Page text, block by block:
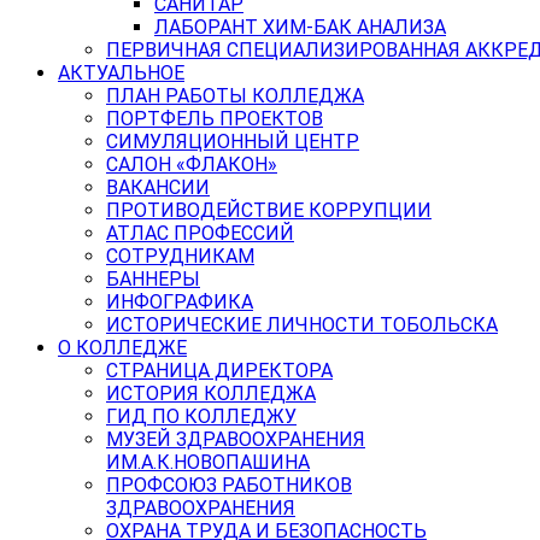
ЛАБОРАНТ ХИМ-БАК АНАЛИЗА
ПЕРВИЧНАЯ СПЕЦИАЛИЗИРОВАННАЯ
АКТУАЛЬНОЕ
ПЛАН РАБОТЫ КОЛЛЕДЖА
ПОРТФЕЛЬ ПРОЕКТОВ
СИМУЛЯЦИОННЫЙ ЦЕНТР
САЛОН «ФЛАКОН»
ВАКАНСИИ
ПРОТИВОДЕЙСТВИЕ КОРРУПЦИИ
АТЛАС ПРОФЕССИЙ
СОТРУДНИКАМ
БАННЕРЫ
ИНФОГРАФИКА
ИСТОРИЧЕСКИЕ ЛИЧНОСТИ ТОБОЛЬСКА
О КОЛЛЕДЖЕ
СТРАНИЦА ДИРЕКТОРА
ИСТОРИЯ КОЛЛЕДЖА
ГИД ПО КОЛЛЕДЖУ
МУЗЕЙ ЗДРАВООХРАНЕНИЯ
ИМ.А.К.НОВОПАШИНА
ПРОФСОЮЗ РАБОТНИКОВ
ЗДРАВООХРАНЕНИЯ
ОХРАНА ТРУДА И БЕЗОПАСНОСТЬ